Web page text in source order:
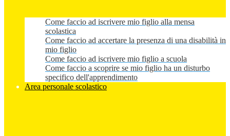
Come faccio ad iscrivere mio figlio alla mensa
scolastica
Come faccio ad accertare la presenza di una disabilità in
mio figlio
Come faccio ad iscrivere mio figlio a scuola
Come faccio a scoprire se mio figlio ha un disturbo
specifico dell'apprendimento
Area personale scolastico